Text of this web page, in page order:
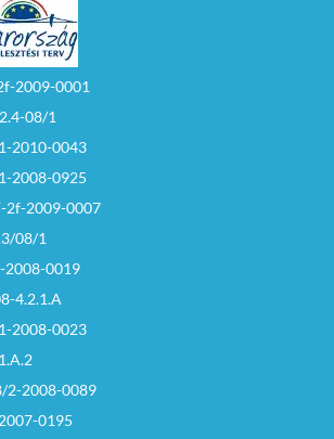
2009-0001
08/1
2010-0043
2008-0925
2f-2009-0007
08/1
2008-0019
4.2.1.A
2008-0023
2-2008-0089
0195